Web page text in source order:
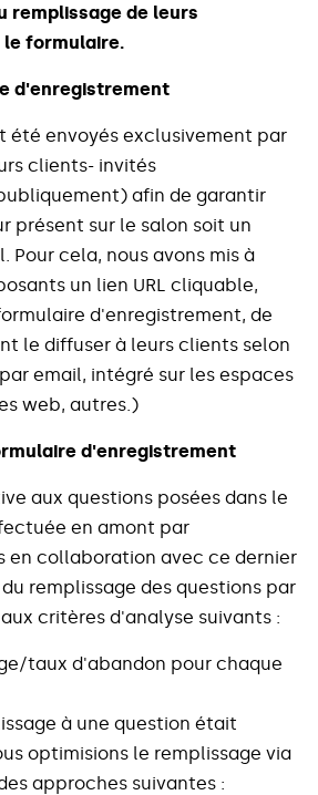
remplissage de leurs
le formulaire.
e d'enregistrement
t été envoyés exclusivement par
rs clients- invités
ubliquement) afin de garantir
r présent sur le salon soit un
l. Pour cela, nous avons mis à
osants un lien URL cliquable,
ormulaire d'enregistrement, de
nt le diffuser à leurs clients selon
par email, intégré sur les espaces
s web, autres.)
rmulaire d'enregistrement
ive aux questions posées dans le
ectuée en amont par
en collaboration avec ce dernier
du remplissage des questions par
aux critères d'analyse suivants :
e/taux d'abandon pour chaque
issage à une question était
us optimisions le remplissage via
es approches suivantes :